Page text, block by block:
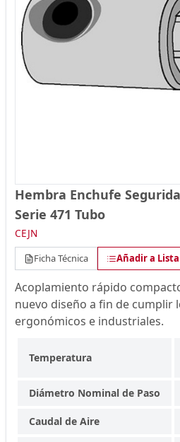
Hembra Enchufe
Serie 471 Tubo
CEJN
Ficha Técnica Añadir a Lista
Acoplamiento rápido
nuevo diseño a fin de cumplir
ergonómicos e industriales.
Temperatura
Diámetro Nominal de Paso
Caudal de Aire